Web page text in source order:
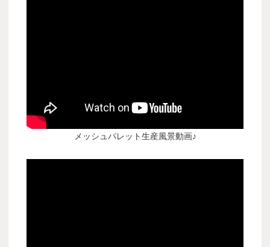
メッシュパレット生産風景動画♪